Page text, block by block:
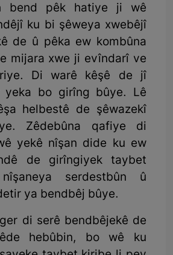
bend pêk hatiye ji wê
ku bi şêweya xwebêjî
de û pêka ew kombûna
mijara xwe ji evîndarî ve
Di warê kêşê de jî
yeka bo girîng bûye. Lê
helbestê de şêwazekî
Zêdebûna qafiye di
yekê nîşan dide ku ew
de girîngiyek taybet
serdestbûn û
ya bendbêj bûye.
di serê bendbêjekê de
hebûbin, bo wê ku